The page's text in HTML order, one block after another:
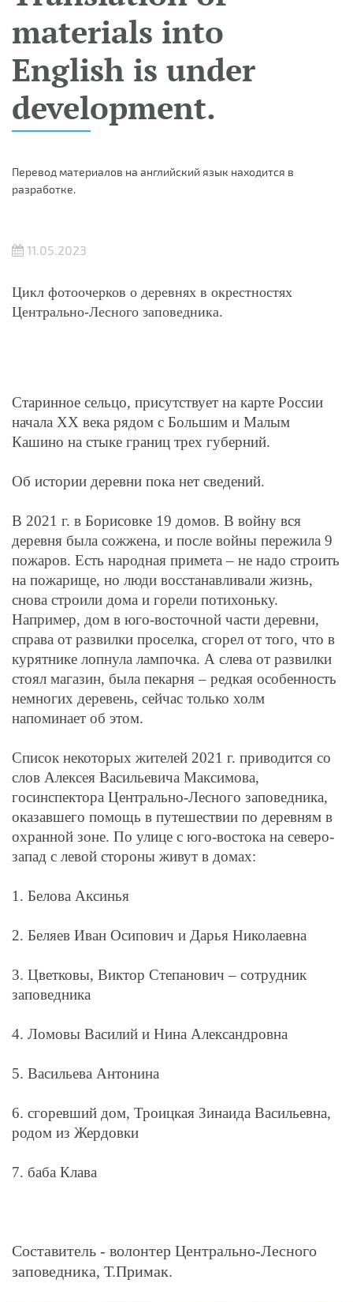
materials into
English is under
development.
Перевод материалов на английский язык находится в
разработке.
11.05.2023
Цикл фотоочерков о деревнях в окрестностях
Центрально-Лесного заповедника.
Старинное сельцо, присутствует на карте России
начала ХХ века рядом с Большим и Малым
Кашино на стыке границ трех губерний.
Об истории деревни пока нет сведений.
В 2021 г. в Борисовке 19 домов. В войну вся
деревня была сожжена, и после войны пережила 9
пожаров. Есть народная примета – не надо строить
на пожарище, но люди восстанавливали жизнь,
снова строили дома и горели потихоньку.
Например, дом в юго-восточной части деревни,
справа от развилки проселка, сгорел от того, что в
курятнике лопнула лампочка. А слева от развилки
стоял магазин, была пекарня – редкая особенность
немногих деревень, сейчас только холм
напоминает об этом.
Список некоторых жителей 2021 г. приводится со
слов Алексея Васильевича Максимова,
госинспектора Центрально-Лесного заповедника,
оказавшего помощь в путешествии по деревням в
охранной зоне. По улице с юго-востока на северо-
запад с левой стороны живут в домах:
1. Белова Аксинья
2. Беляев Иван Осипович и Дарья Николаевна
3. Цветковы, Виктор Степанович – сотрудник
заповедника
4. Ломовы Василий и Нина Александровна
5. Васильева Антонина
6. сгоревший дом, Троицкая Зинаида Васильевна,
родом из Жердовки
7. баба Клава
Составитель - волонтер Центрально-Лесного
заповедника, Т.Примак.